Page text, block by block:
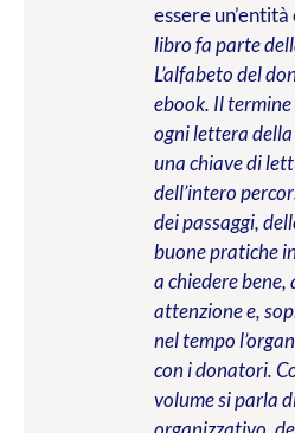
essere
libro fa parte
L’alfabeto del
ebook. Il
ogni lettera
una chiave di
dell’intero
dei passaggi,
buone pratiche
a chiedere
attenzione e,
nel tempo
con i donatori.
volume si parla